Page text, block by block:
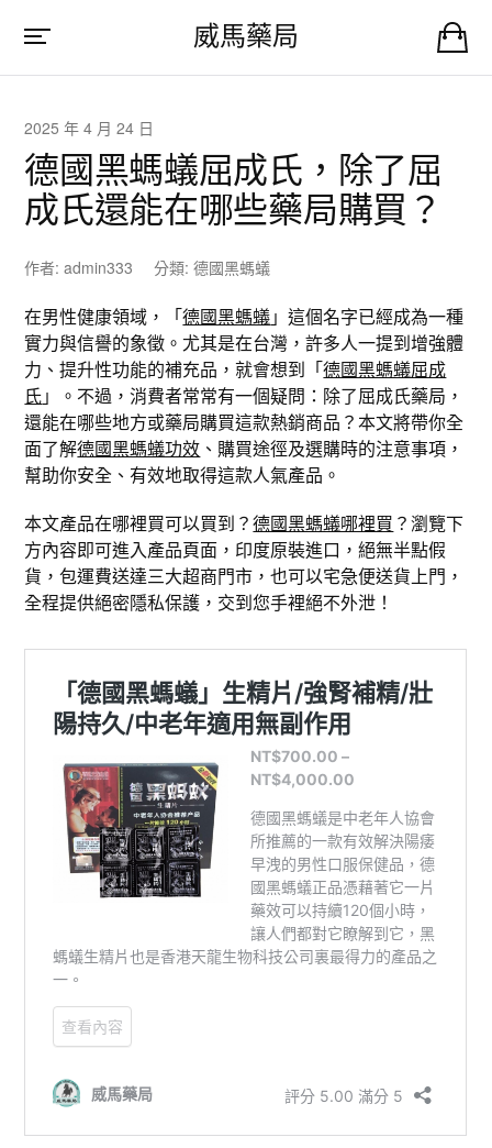
威馬藥局
2025 年 4 月 24 日
德國黑螞蟻屈成氏，除了屈
成氏還能在哪些藥局購買？
作者:admin333 分類: 德國黑螞蟻
在男性健康領域，「德國黑螞蟻」這個名字已經成為一種
實力與信譽的象徵。尤其是在台灣，許多人一提到增強體
力、提升性功能的補充品，就會想到「德國黑螞蟻屈成
氏」。不過，消費者常常有一個疑問：除了屈成氏藥局，
還能在哪些地方或藥局購買這款熱銷商品？本文將帶你全
面了解德國黑螞蟻功效 、購買途徑及選購時的注意事項，
幫助你安全、有效地取得這款人氣產品。
本文產品在哪裡買可以買到？德國黑螞蟻哪裡買 ？瀏覽下
方內容即可進入產品頁面，印度原裝進口，絕無半點假
貨，包運費送達三大超商門市，也可以宅急便送貨上門，
全程提供絕密隱私保護，交到您手裡絕不外泄！